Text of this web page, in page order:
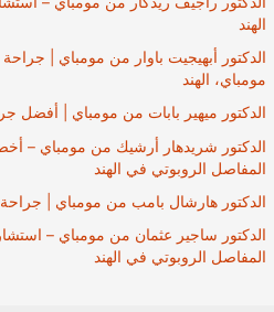
الهند
الدكتور أبهيجيت باوار من مومباي |
مومباي، الهند
الدكتور ميهير بابات من مومباي | أفضل
الدكتور شريدهار أرشيك من مومباي –
المفاصل الروبوتي في الهند
الدكتور هارشال بامب من مومباي | جراحة
الدكتور ساجير عثمان من مومباي –
المفاصل الروبوتي في الهند